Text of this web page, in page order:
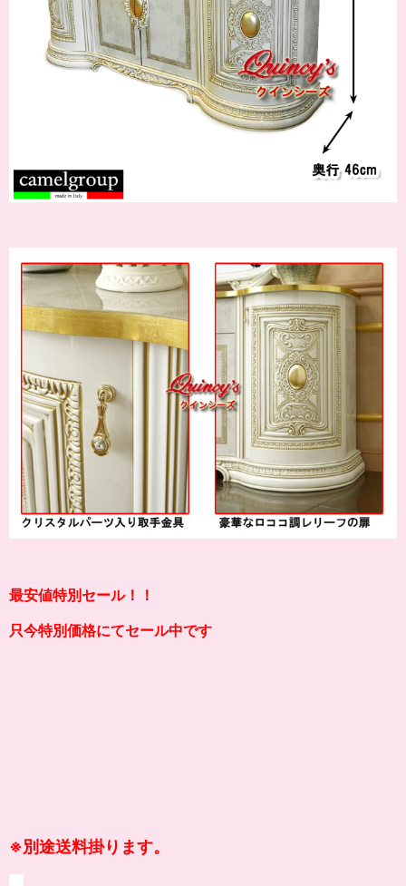
最安値特別セール！！
只今特別価格にてセール中です
※別途送料掛ります。